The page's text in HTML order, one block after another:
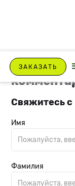
ЗАКАЗАТЬ
Мы
Свяжитесь с
Имя
Фамилия